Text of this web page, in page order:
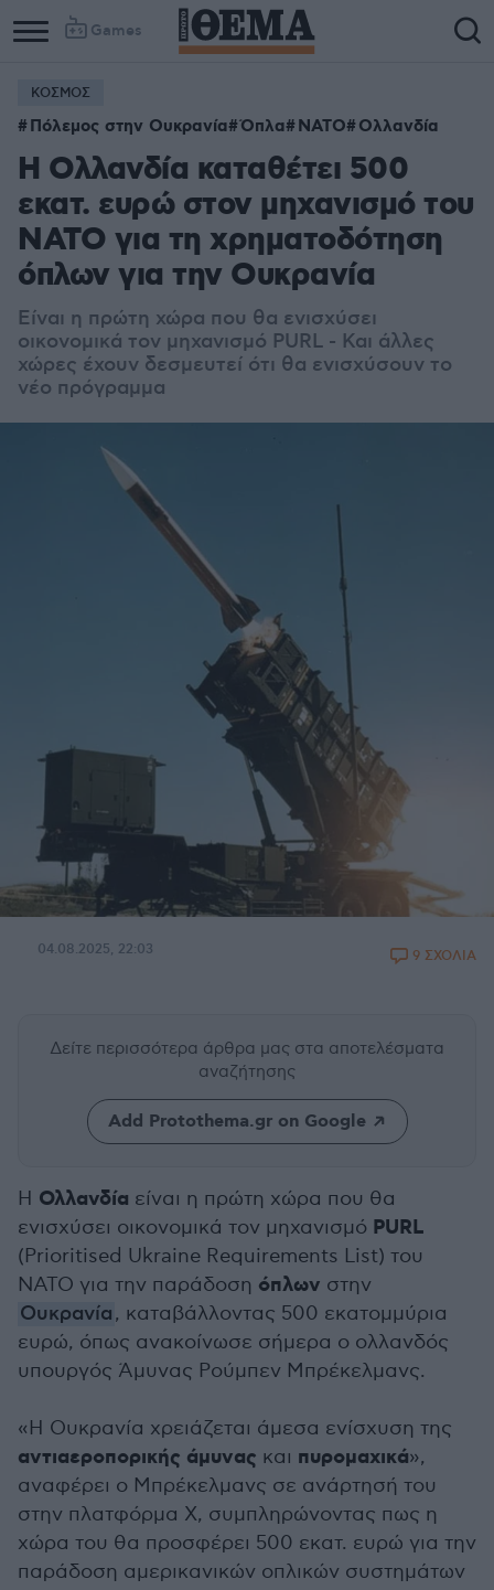
Games
ΚΟΣΜΟΣ
Πόλεμος στην Ουκρανία Όπλα ΝΑΤΟ Ολλανδία
Η Ολλανδία καταθέτει 500
εκατ. ευρώ στον μηχανισμό του
ΝΑΤΟ για τη χρηματοδότηση
όπλων για την Ουκρανία
Είναι η πρώτη χώρα που θα ενισχύσει
οικονομικά τον μηχανισμό PURL - Και άλλες
χώρες έχουν δεσμευτεί ότι θα ενισχύσουν το
νέο πρόγραμμα
04.08.2025, 22:03 9 ΣΧΟΛΙΑ
Δείτε περισσότερα άρθρα μας στα αποτελέσματα
αναζήτησης
Add Protothema.gr on Google
Η Ολλανδία είναι η πρώτη χώρα που θα
ενισχύσει οικονομικά τον μηχανισμό PURL
(Prioritised Ukraine Requirements List) του
ΝΑΤΟ για την παράδοση όπλων στην
Ουκρανία, καταβάλλοντας 500 εκατομμύρια
ευρώ, όπως ανακοίνωσε σήμερα ο ολλανδός
υπουργός Άμυνας Ρούμπεν Μπρέκελμανς.
«Η Ουκρανία χρειάζεται άμεσα ενίσχυση της
αντιαεροπορικής άμυνας και πυρομαχικά»,
αναφέρει ο Μπρέκελμανς σε ανάρτησή του
στην πλατφόρμα Χ, συμπληρώνοντας πως η
χώρα του θα προσφέρει 500 εκατ. ευρώ για την
παράδοση αμερικανικών οπλικών συστημάτων